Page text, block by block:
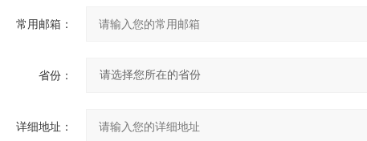
常用邮箱：
省份：
详细地址：